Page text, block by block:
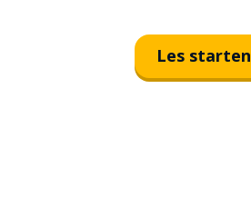
Les starten